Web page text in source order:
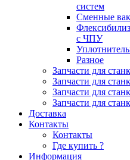
систем
Сменные
с ЧПУ
Разное
Запчасти для
Запчасти для
Запчасти для
Запчасти для
Доставка
Контакты
Контакты
Где купить ?
Информация